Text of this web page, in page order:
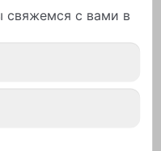
свяжемся с вами в